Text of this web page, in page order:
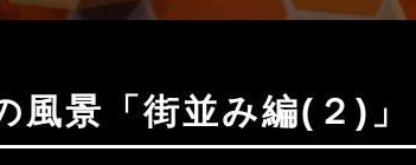
の風景「街並み編(２)」